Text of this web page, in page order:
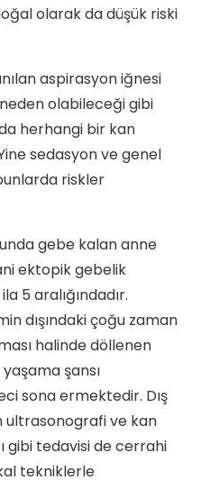
olarak da düşük riski
aspirasyon iğnesi
olabileceği gibi
herhangi bir kan
sedasyon ve genel
riskler
gebe kalan anne
ektopik gebelik
5 aralığındadır.
dışındaki çoğu zaman
halinde döllenen
şansı
sona ermektedir. Dış
ultrasonografi ve kan
gibi tedavisi de cerrahi
tekniklerle